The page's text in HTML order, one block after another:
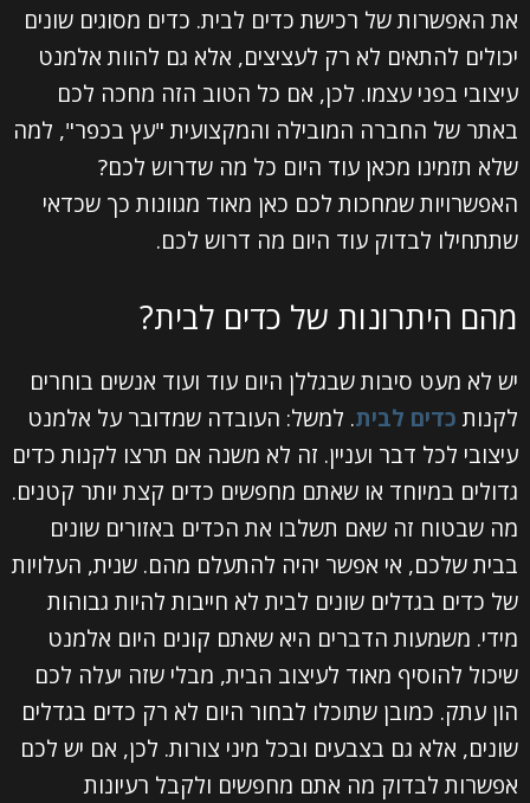
את האפשרות של רכישת כדים לבית. כדים מסוגים שונים
יכולים להתאים לא רק לעציצים, אלא גם להוות אלמנט
עיצובי בפני עצמו. לכן, אם כל הטוב הזה מחכה לכם
באתר של החברה המובילה והמקצועית "עץ בכפר", למה
שלא תזמינו מכאן עוד היום כל מה שדרוש לכם?
האפשרויות שמחכות לכם כאן מאוד מגוונות כך שכדאי
שתתחילו לבדוק עוד היום מה דרוש לכם.
מהם היתרונות של כדים לבית?
יש לא מעט סיבות שבגללן היום עוד ועוד אנשים בוחרים
לקנות כדים לבית. למשל: העובדה שמדובר על אלמנט
עיצובי לכל דבר ועניין. זה לא משנה אם תרצו לקנות כדים
גדולים במיוחד או שאתם מחפשים כדים קצת יותר קטנים.
מה שבטוח זה שאם תשלבו את הכדים באזורים שונים
בבית שלכם, אי אפשר יהיה להתעלם מהם. שנית, העלויות
של כדים בגדלים שונים לבית לא חייבות להיות גבוהות
מידי. משמעות הדברים היא שאתם קונים היום אלמנט
שיכול להוסיף מאוד לעיצוב הבית, מבלי שזה יעלה לכם
הון עתק. כמובן שתוכלו לבחור היום לא רק כדים בגדלים
שונים, אלא גם בצבעים ובכל מיני צורות. לכן, אם יש לכם
אפשרות לבדוק מה אתם מחפשים ולקבל רעיונות